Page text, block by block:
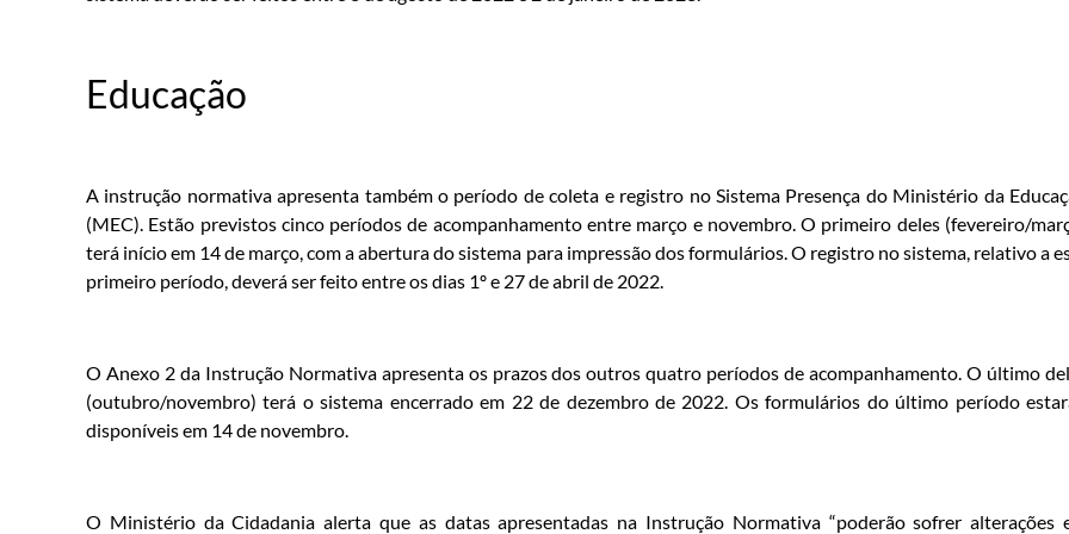
Educação
A instrução normativa apresenta também o período de coleta e registro no Sistema Presença do Ministério da
(MEC). Estão previstos cinco períodos de acompanhamento entre março e novembro. O primeiro deles (fevereiro/
terá início em 14 de março, com a abertura do sistema para impressão dos formulários. O registro no sistema, relativo a
primeiro período, deverá ser feito entre os dias 1º e 27 de abril de 2022.
O Anexo 2 da Instrução Normativa apresenta os prazos dos outros quatro períodos de acompanhamento. O último
(outubro/novembro) terá o sistema encerrado em 22 de dezembro de 2022. Os formulários do último período
disponíveis em 14 de novembro.
O Ministério da Cidadania alerta que as datas apresentadas na Instrução Normativa “poderão sofrer alterações